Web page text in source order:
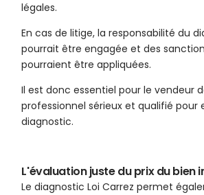
légales.
En cas de litige, la responsabilité du
pourrait être engagée et des
pourraient être appliquées.
Il est donc essentiel pour le vendeur
professionnel sérieux et qualifié
diagnostic.
L'évaluation juste du prix du bien
Le diagnostic Loi Carrez permet